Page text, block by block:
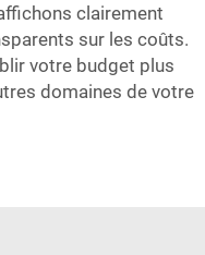
clairement
sur les coûts.
votre budget plus
domaines de votre